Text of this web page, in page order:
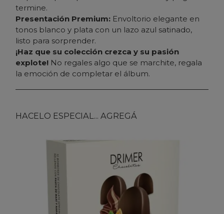
termine.
Presentación Premium: Envoltorio elegante en
tonos blanco y plata con un lazo azul satinado,
listo para sorprender.
¡Haz que su colección crezca y su pasión
explote! No regales algo que se marchite, regala
la emoción de completar el álbum.
HACELO ESPECIAL... AGREGÁ